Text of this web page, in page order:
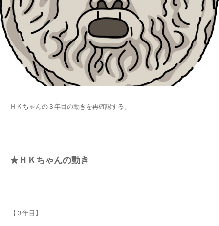
ＨＫちゃんの３年目の動きを再確認する。
★ＨＫちゃんの動き
【３年目】